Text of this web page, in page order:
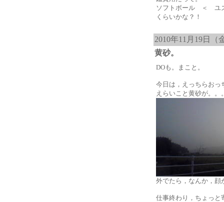
ソフトボール ＜
くらいかな？！
2010年11月19日（
黄砂。
DOも。まこと。
今日は，えっちらおっ
えらいこと黄砂が。。
外でたら，なんか，顔
仕事終わり，ちょっと